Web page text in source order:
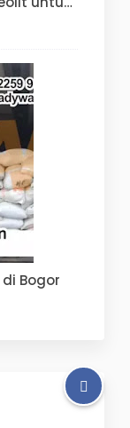
lain-lain
Bogor